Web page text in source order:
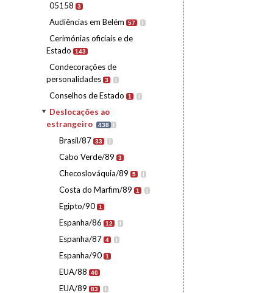
05158 3
Audiências em Belém 57 I
Cerimónias oficiais e de
Estado
143
Condecorações de
personalidades 3 I
Conselhos de Estado 1 I
Deslocações ao
estrangeiro
438 I
Brasil/87 33 I
Cabo Verde/89 3
Checoslováquia/89 5 I
Costa do Marfim/89 1 I
Egipto/90 1
Espanha/86 12 I
Espanha/87 4 I
Espanha/90 1
EUA/88 40
EUA/89 83 I